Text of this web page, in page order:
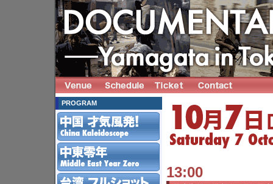
PROGRAM
13:00